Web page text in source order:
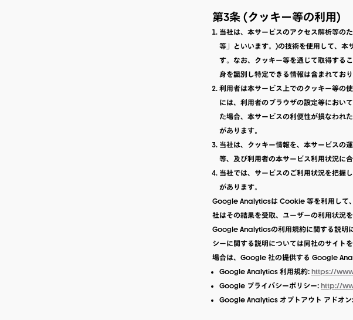
第3条 (クッキー等の利用)
当社は、本サービスのアクセス解析等の
等」といいます。)の技術を使用して、本
す。なお、クッキー等を通じて取得する
身を識別し特定できる情報は含まれており
利用者は本サービス上でのクッキー等の
には、利用者のブラウザの設定等におい
た場合、本サービスの利便性が損なわれ
があります。
当社は、クッキー情報を、本サービスの
等、及び利用者の本サービス利用状況に
当社では、サービスのご利用状況を把握
があります。
Google Analyticsは Cookie 等を利用して
社はその結果を受取、ユーザーの利用状況
Google Analyticsの利用規約に関する説明
シーに関する説明については同社のサイト
場合は、Google 社の提供する Google
Google Analytics 利用規約: https://
Google プライバシーポリシー: http://
Google Analytics オプトアウト アドオン: